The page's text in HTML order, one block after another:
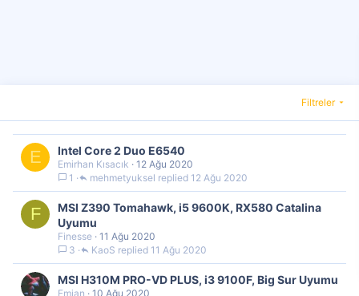
Filtreler
E Intel Core 2 Duo E6540
Emirhan Kısacık
12 Ağu 2020
1
12 Ağu 2020
mehmetyuksel
F
MSI Z390 Tomahawk, i5 9600K, RX580 Catalina
Uyumu
Finesse 11 Ağu 2020
3
11 Ağu 2020
KaoS
MSI H310M PRO-VD PLUS, i3 9100F, Big Sur Uyumu
Emjan
10 Ağu 2020